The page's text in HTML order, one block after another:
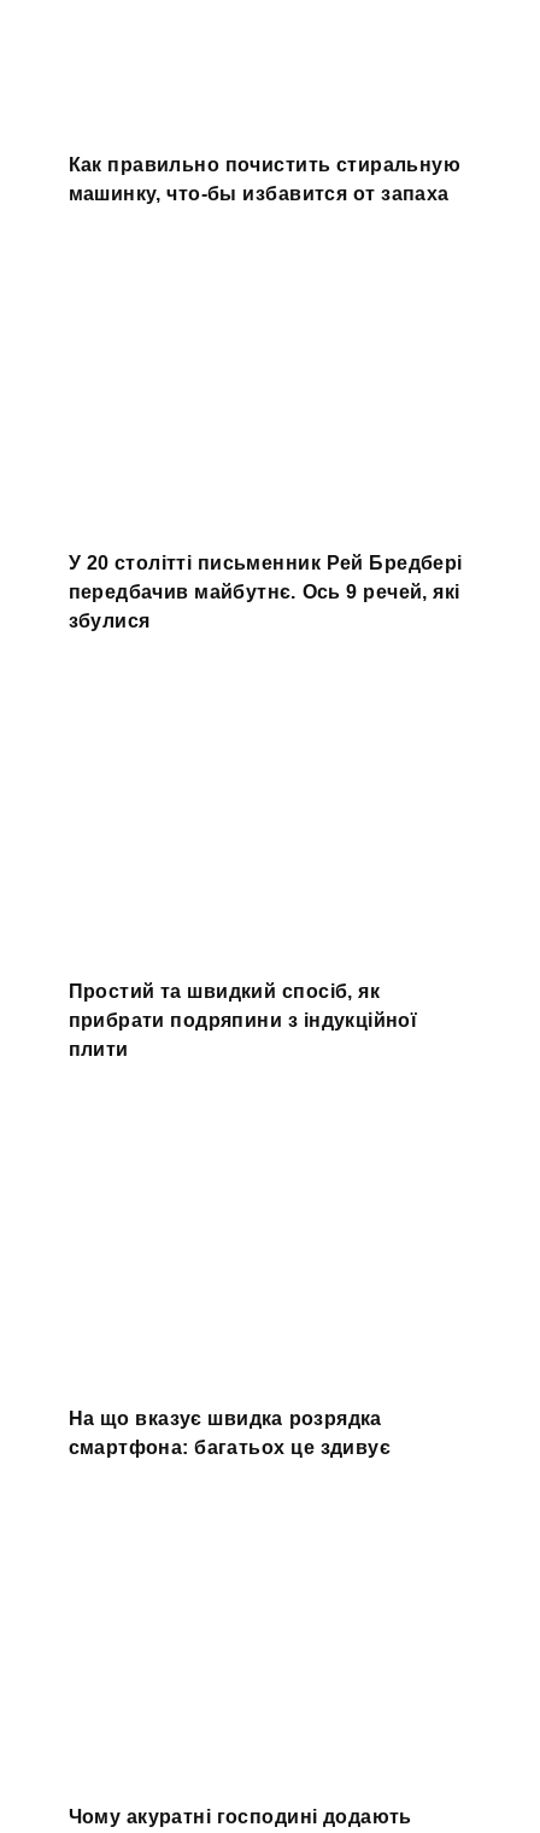
Как правильно почистить стиральную
машинку, что-бы избавится от запаха
У 20 столітті письменник Рей Бредбері
передбачив майбутнє. Ось 9 речей, які
збулися
Простий та швидкий спосіб, як
прибрати подряпини з індукційної
плити
На що вказує швидка розрядка
смартфона: багатьох це здивує
Чому акуратні господині додають